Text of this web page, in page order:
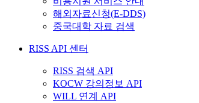
해외자료신청(E-DDS)
중국대학 자료 검색
RISS API 센터
RISS 검색 API
KOCW 강의정보 API
WILL 연계 API